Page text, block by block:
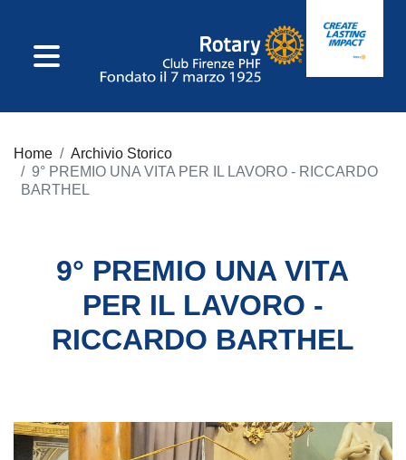
Consiglio Direttivo
Commissioni
Incarichi
Distrettuali
Home
Archivio Storico
9° PREMIO UNA VITA PER IL LAVORO - RICCARDO
BARTHEL
9° PREMIO UNA VITA
PER IL LAVORO -
RICCARDO BARTHEL